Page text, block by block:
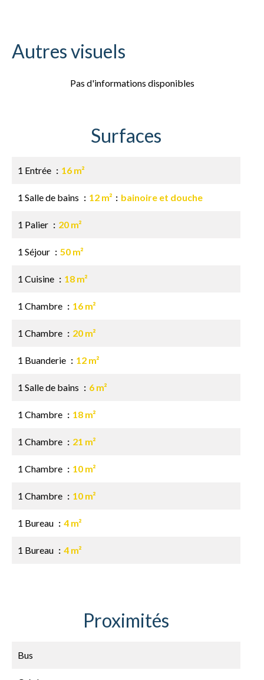
Autres visuels
Pas d'informations disponibles
Surfaces
1 Entrée 16 m²
1 Salle de bains 12 m² bainoire et douche
1 Palier 20 m²
1 Séjour 50 m²
1 Cuisine 18 m²
1 Chambre 16 m²
1 Chambre 20 m²
1 Buanderie 12 m²
1 Salle de bains 6 m²
1 Chambre 18 m²
1 Chambre 21 m²
1 Chambre 10 m²
1 Chambre 10 m²
1 Bureau 4 m²
1 Bureau 4 m²
Proximités
Bus